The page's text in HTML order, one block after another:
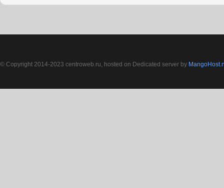
© Copyright 2014-2023 centroweb.ru, hosted on Dedicated server by